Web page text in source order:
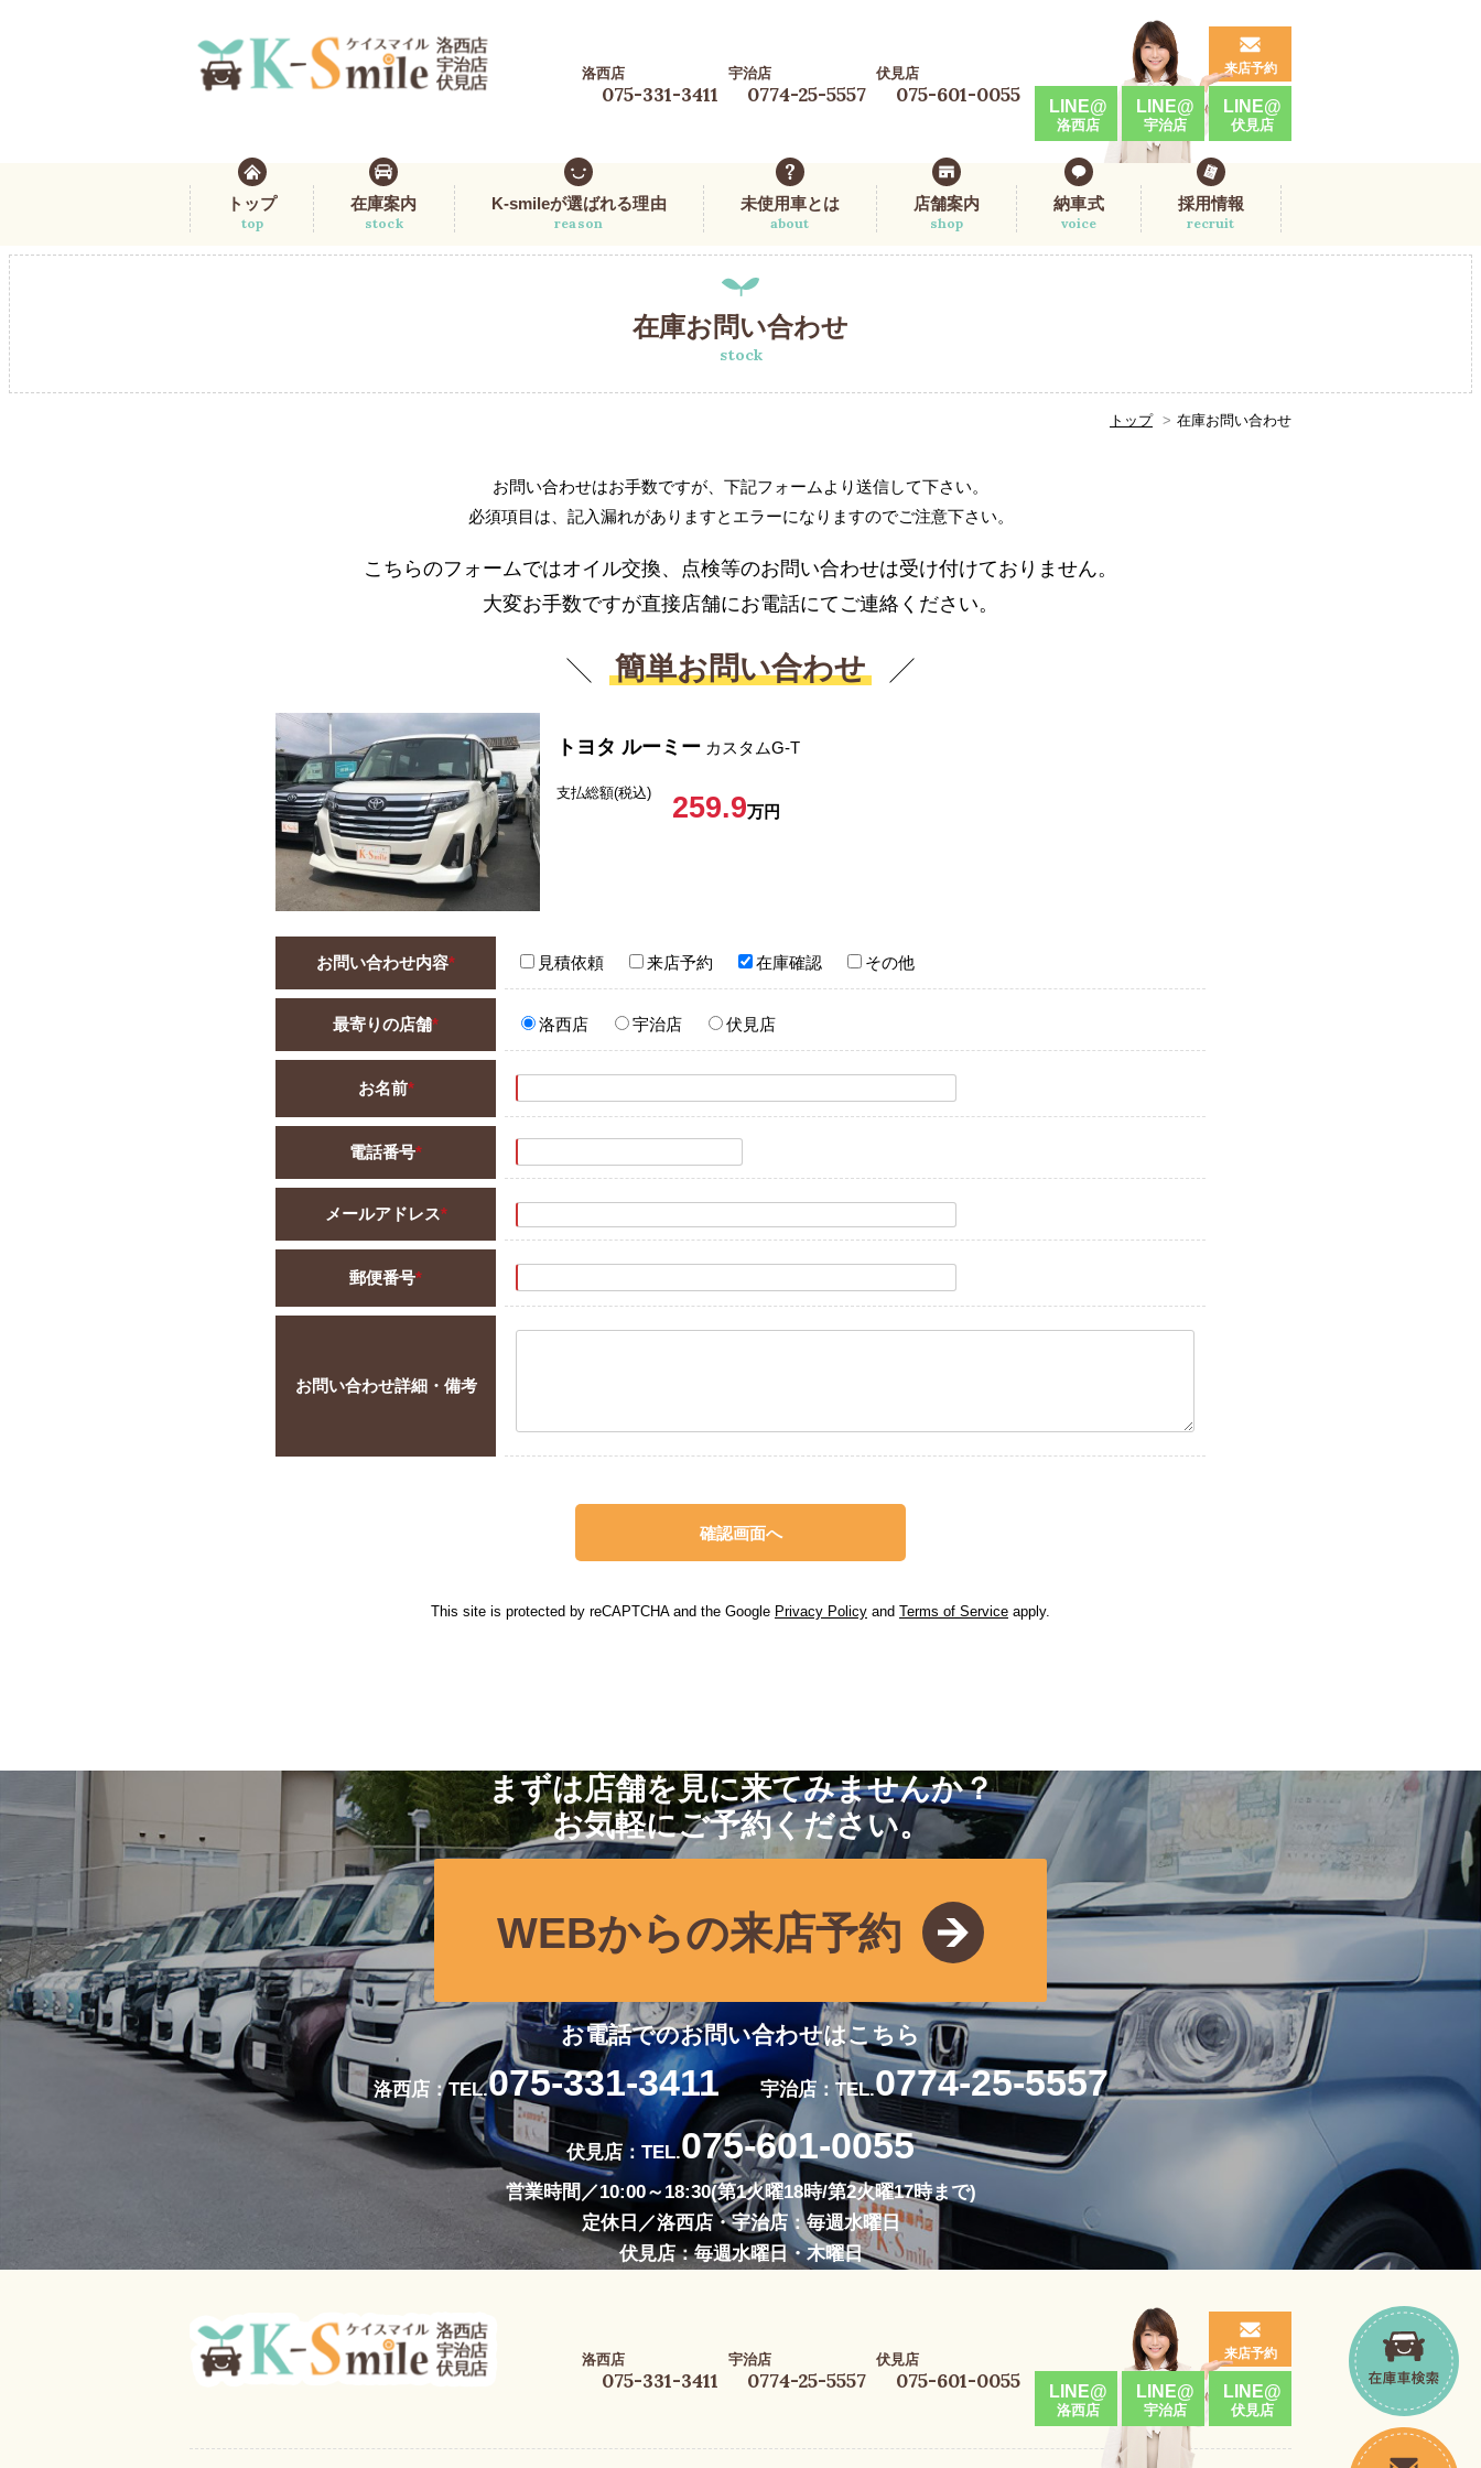
洛西店
075-331-3411
宇治店
0774-25-5557
伏見店
075-601-0055
来店予約
LINE@
洛西店
LINE@
宇治店
LINE@
伏見店
トップ
top
在庫案内
stock
K-smileが選ばれる理由
reason
未使用車とは
about
店舗案内
shop
納車式
voice
採用情報
recruit
在庫お問い合わせ
stock
トップ 在庫お問い合わせ
お問い合わせはお手数ですが、下記フォームより送信して下さい。
必須項目は、記入漏れがありますとエラーになりますのでご注意下さい。
こちらのフォームではオイル交換、点検等のお問い合わせは受け付けておりません。
大変お手数ですが直接店舗にお電話にてご連絡ください。
簡単お問い合わせ
トヨタ ルーミー カスタムG-T
支払総額(税込) 259.9万円
お問い合わせ内容* 見積依頼 来店予約 在庫確認 その他
最寄りの店舗* 洛西店 宇治店 伏見店
お名前*
電話番号*
メールアドレス*
郵便番号*
お問い合わせ詳細・備考
This site is protected by reCAPTCHA and the Google Privacy Policy and Terms of Service apply.
まずは店舗を見に来てみませんか？
お気軽にご予約ください。
WEBからの来店予約
お電話でのお問い合わせはこちら
洛西店：TEL.075-331-3411 宇治店：TEL.0774-25-5557
伏見店：TEL.075-601-0055
営業時間／10:00～18:30(第1火曜18時/第2火曜17時まで)
定休日／洛西店・宇治店：毎週水曜日
伏見店：毎週水曜日・木曜日
洛西店
075-331-3411
宇治店
0774-25-5557
伏見店
075-601-0055
来店予約
LINE@
洛西店
LINE@
宇治店
LINE@
伏見店